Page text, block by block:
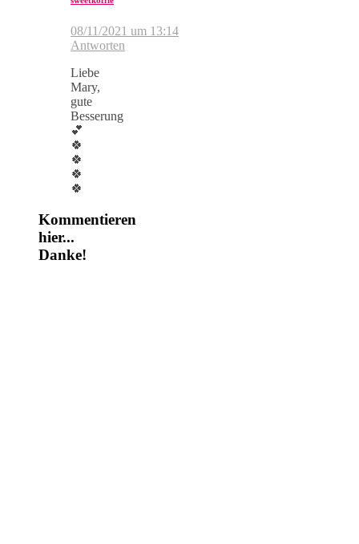
08/11/2021 um 13:14
Antworten
Liebe
Mary,
gute
Besserung
💕
🍀
🍀
🍀
🍀
Kommentieren
hier...
Danke!